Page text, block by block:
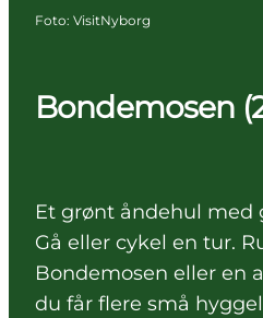
Bondemosen
Et grønt åndehul med
Gå eller cykel en tur.
Bondemosen eller en
du får flere små
Foto: VisitNyborg